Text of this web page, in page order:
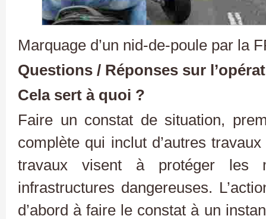
Marquage d’un nid-de-poule par la
Questions / Réponses sur
Cela sert à quoi ?
Faire un constat de situation,
complète qui inclut d’autres
travaux visent à protéger les
infrastructures dangereuses.
d’abord à faire le constat à un